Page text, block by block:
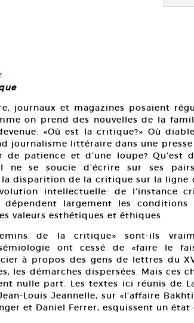
journaux et magazines posaient
on prend des nouvelles de la
«Où est la critique?» Où
journalisme littéraire dans une
de patience et d’une loupe? Qu’est
se soucie d’écrire sur ses
disparition de la critique sur la ligne
intellectuelle: de l’instance
largement les conditions
valeurs esthétiques et éthiques.
de la critique» sont-ils
ont cessé de «faire le
à propos des gens de lettres du
les démarches dispersées. Mais ces
nulle part. Les textes ici réunis de
Louis Jeannelle, sur «l’affaire
et Daniel Ferrer, esquissent un